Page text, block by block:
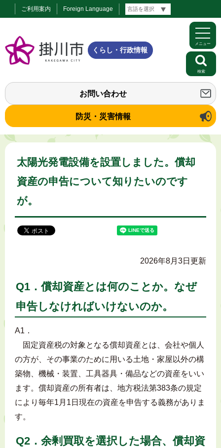
ご利用案内 Foreign Language
くらし・行政情報
お問い合わせ
防災・災害情報
メニュー
検索
太陽光発電設備を設置しました。償却
資産の申告について知りたいのです
が。
2026年8月3日更新
Q1．償却資産とは何のことか。なぜ
申告しなければいけないのか。
A1．
固定資産税の対象となる償却資産とは、会社や個人
の方が、その事業のために用いる土地・家屋以外の構
築物、機械・装置、工具器具・備品などの資産をいい
ます。償却資産の所有者は、地方税法第383条の規定
により毎年1月1日現在の資産を申告する義務がありま
す。
Q2．余剰買取を選択した場合、償却資